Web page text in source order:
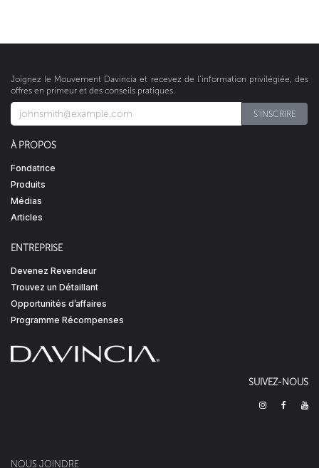
Joignez le Mouvement Davincia et recevez de l’information privilégiée, des
offres en primeur et des conseils pratiques.
S'INSCRIRE​​​​
À PROPOS
Fondatrice
Produits
Médias
Articles
ENTREPRISE
Devenez Revendeur
Trouvez un Détaillant
Opportunités d’affaires
Programme Récompenses
SUIVEZ-NOUS
NOUS JOINDRE